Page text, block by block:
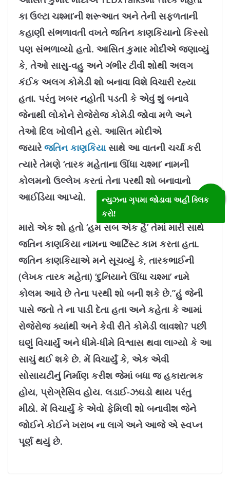
કા ઉલ્ટા ચશ્મા’ની શરૂઆત અને તેની સફળતાની
કહાણી સંભળાવતી વખતે જતિન કાણકિયાનો કિસ્સો
પણ સંભળાવ્યો હતો. આસિત કુમાર મોદીએ જણાવ્યું
કે, તેઓ સાસુ-વહુ અને ગંભીર ટીવી શોથી અલગ
કંઈક અલગ કોમેડી શો બનાવા વિશે વિચારી રહ્યા
હતા. પરંતુ ખબર નહોતી પડતી કે એવું શું બનાવે
જેનાથી લોકોને રોજેરોજ કોમેડી જોવા મળે અને
તેઓ દિલ ખોલીને હસે. આસિત મોદીએ
જ્યારેજતિન કાણકિયાસાથે આ વાતની ચર્ચા કરી
ત્યારે તેમણે ‘તારક મહેતાના ઊંધા ચશ્મા’ નામની
કોલમનો ઉલ્લેખ કરતાં તેના પરથી શો બનાવાનો
આઈડિયા આપ્યો.
મારો એક શો હતો ‘હમ સબ એક હૈ’ તેમાં મારી સાથે
જતિન કાણકિયા નામના આર્ટિસ્ટ કામ કરતા હતા.
જતિન કાણકિયાએ મને સૂચવ્યું કે, તારકભાઈની
(લેખક તારક મહેતા) ‘દુનિયાને ઊંધા ચશ્મા’ નામે
કોલમ આવે છે તેના પરથી શો બની શકે છે.”હું જેની
પાસે જતો તે ના પાડી દેતા હતા અને કહેતા કે આમાં
રોજેરોજ ક્યાંથી અને કેવી રીતે કોમેડી લાવશો? પછી
ઘણું વિચાર્યું અને ધીમે-ધીમે વિશ્વાસ થવા લાગ્યો કે આ
સાચું થઈ શકે છે. મેં વિચાર્યું કે, એક એવી
સોસાયટીનું નિર્માણ કરીશ જેમાં બધા જ હકારાત્મક
હોય, પ્રોગ્રેસિવ હોય. લડાઈ-ઝઘડો થાય પરંતુ
મીઠો. મેં વિચાર્યું કે એવો ફેમિલી શો બનાવીશ જેને
જોઈને કોઈને ખરાબ ના લાગે અને આજે એ સ્વપ્ન
પૂર્ણ થયું છે.
ન્યુઝના ગૃપમા જોડાવા અહીં ક્લિક
કરો!